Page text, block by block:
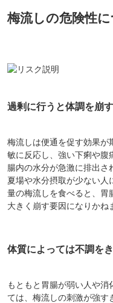
梅流しの危険性
過剰に行うと体調を崩
梅流しは便通を促す効果が
敏に反応し、強い下痢や腹
腸内の水分が急激に排出さ
夏場や水分摂取が少ない人
量の梅流しを食べると、胃
大きく崩す要因になりかね
体質によっては不調を
もともと胃腸が弱い人や消
ては、梅流しの刺激が強す